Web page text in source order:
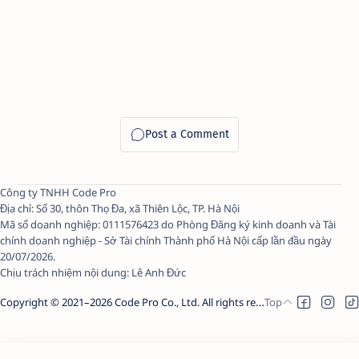
Công ty TNHH Code Pro
Địa chỉ: Số 30, thôn Thọ Đa, xã Thiên Lộc, TP. Hà Nội
Mã số doanh nghiệp: 0111576423 do Phòng Đăng ký kinh doanh và Tài
chính doanh nghiệp - Sở Tài chính Thành phố Hà Nội cấp lần đầu ngày
20/07/2026.
Chịu trách nhiệm nội dung: Lê Anh Đức
Copyright © 2021–2026Code Pro Co., Ltd.All rights reserved.